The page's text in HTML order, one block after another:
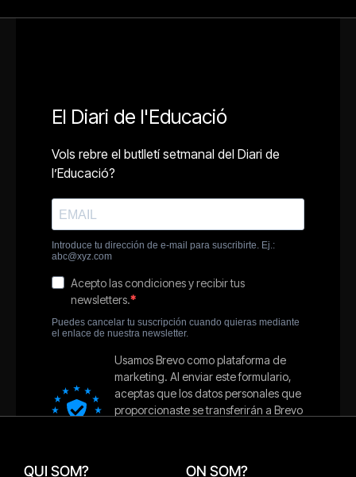
QUI SOM? ON SOM?